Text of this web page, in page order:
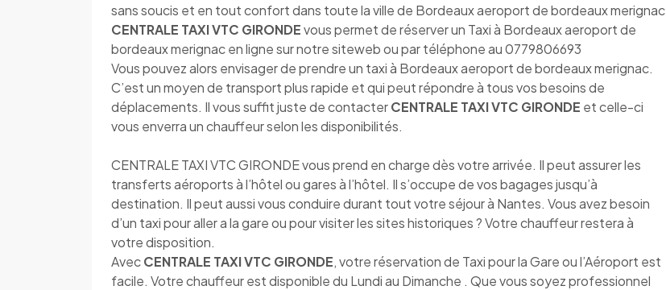
sans soucis et en tout confort dans toute la ville de Bordeaux aeroport de bordeaux merignac
CENTRALE TAXI VTC GIRONDEvous permet de réserver un Taxi à Bordeaux aeroport de
bordeaux merignac en ligne sur notre siteweb ou par téléphone au 0779806693
Vous pouvez alors envisager de prendre un taxi à Bordeaux aeroport de bordeaux merignac.
C’est un moyen de transport plus rapide et qui peut répondre à tous vos besoins de
déplacements. Il vous suffit juste de contacterCENTRALE TAXI VTC GIRONDE et celle-ci
vous enverra un chauffeur selon les disponibilités.
CENTRALE TAXI VTC GIRONDE vous prend en charge dès votre arrivée. Il peut assurer les
transferts aéroports à l’hôtel ou gares à l’hôtel. Il s’occupe de vos bagages jusqu’à
destination. Il peut aussi vous conduire durant tout votre séjour à Nantes. Vous avez besoin
d’un taxi pour aller a la gare ou pour visiter les sites historiques ? Votre chauffeur restera à
votre disposition.
AvecCENTRALE TAXI VTC GIRONDE, votre réservation de Taxi pour la Gare ou l’Aéroport est
facile. Votre chauffeur est disponible du Lundi au Dimanche . Que vous soyez professionnel